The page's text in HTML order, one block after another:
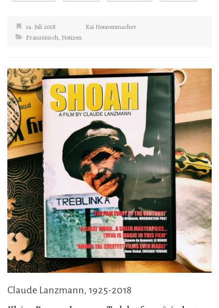
14. Juli 2018
Kai Nonnenmacher
Französisch, Notizen
Claude Lanzmann, 1925-2018